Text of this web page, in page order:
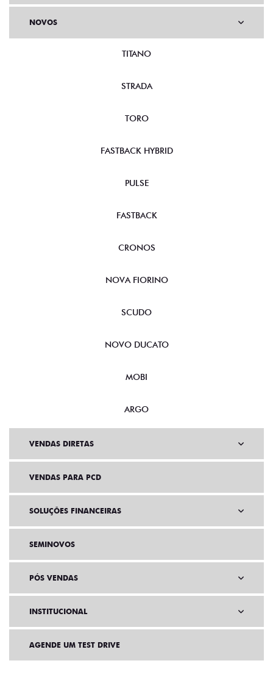
NOVOS
TITANO
STRADA
TORO
FASTBACK HYBRID
PULSE
FASTBACK
CRONOS
NOVA FIORINO
SCUDO
NOVO DUCATO
MOBI
ARGO
VENDAS DIRETAS
VENDAS PARA PCD
SOLUÇÕES FINANCEIRAS
SEMINOVOS
PÓS VENDAS
INSTITUCIONAL
AGENDE UM TEST DRIVE